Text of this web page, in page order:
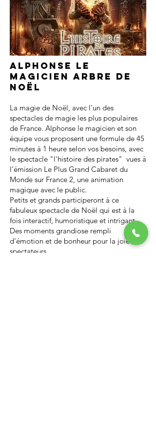
Alphonse le
magicien arbre de
noël
La magie de Noël, avec l'un des
spectacles de magie les plus populaires
de France. Alphonse le magicien et son
équipe vous proposent une formule de 45
minutes à 1 heure selon vos besoins, avec
le spectacle "l'histoire des pirates" vues à
l’émission Le Plus Grand Cabaret du
Monde sur France 2, une animation
magique avec le public.
Petits et grands participeront à ce
fabuleux spectacle de Noël qui est à la
fois interactif, humoristique et intrigant.
Des moments grandiose rempli
d'émotion et de bonheur pour la joie des
spectateurs.